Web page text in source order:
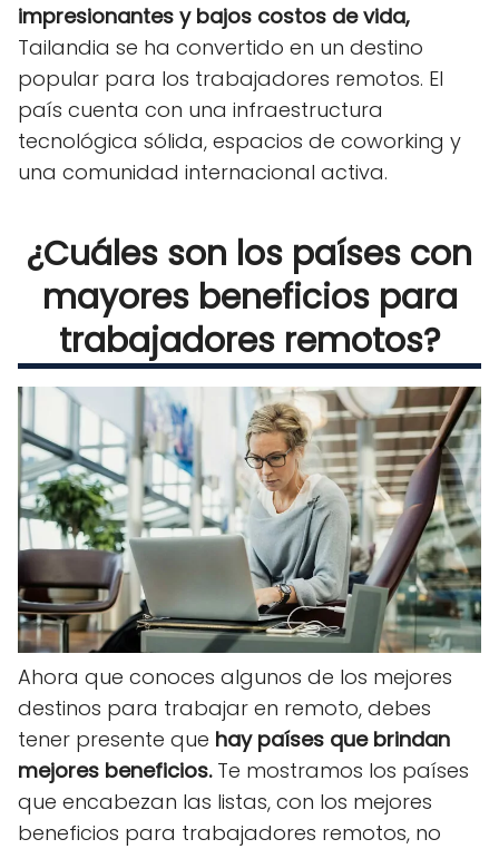
impresionantes y bajos costos de vida,
Tailandia se ha convertido en un destino
popular para los trabajadores remotos. El
país cuenta con una infraestructura
tecnológica sólida, espacios de coworking y
una comunidad internacional activa.
¿Cuáles son los países con
mayores beneficios para
trabajadores remotos?
Ahora que conoces algunos de los mejores
destinos para trabajar en remoto, debes
tener presente que hay países que brindan
mejores beneficios.Te mostramos los países
que encabezan las listas, con los mejores
beneficios para trabajadores remotos, no